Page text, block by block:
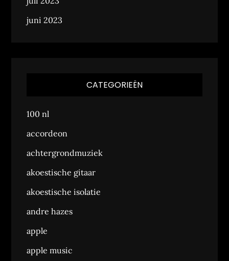
juni 2023
CATEGORIEËN
100 nl
accordeon
achtergrondmuziek
akoestische gitaar
akoestische isolatie
andre hazes
apple
apple music